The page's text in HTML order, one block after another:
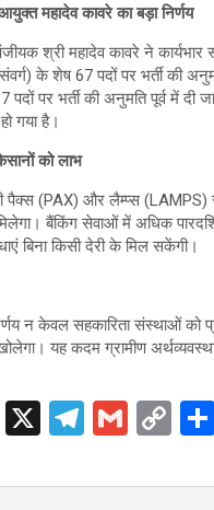
महादेव कावरे का बड़ा निर्णय
श्री महादेव कावरे ने
के शेष 67 पदों पर भर्ती की
पदों पर भर्ती की अनुमति पूर्व में
गया है।
को लाभ
पैक्स (PAX) और लैम्प्स (LAMPS)
मिलेगा। बैंकिंग सेवाओं में अधिक
बिना किसी देरी के मिल सकेंगी।
न केवल सहकारिता संस्थाओं को
खोलेगा। यह कदम ग्रामीण
W X
T
e
G
ail
C
py